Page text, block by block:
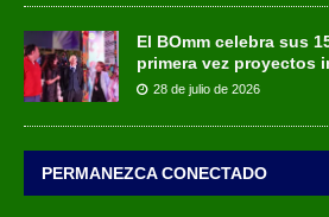
El BOmm celebra sus
primera vez proyectos
28 de julio de 2026
PERMANEZCA CONECTADO